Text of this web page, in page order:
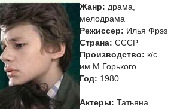
Жанр: драма,
мелодрама
Режиссер: Илья Фрэз
Страна: СССР
Производство: к/с
им М.Горького
Год: 1980
Актеры: Татьяна